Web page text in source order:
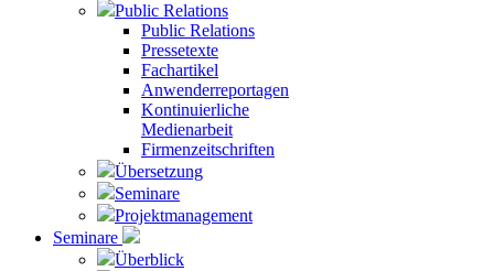
Public Relations
Public Relations
Pressetexte
Fachartikel
Anwenderreportagen
Kontinuierliche
Medienarbeit
Firmenzeitschriften
Übersetzung
Seminare
Projektmanagement
Seminare
Überblick